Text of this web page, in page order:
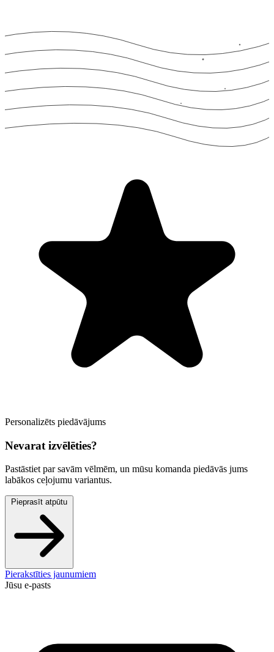
Personalizēts piedāvājums
Nevarat izvēlēties?
Pastāstiet par savām vēlmēm, un mūsu komanda piedāvās jums
labākos ceļojumu variantus.
Pieprasīt atpūtu
Pierakstīties jaunumiem
Jūsu e-pasts